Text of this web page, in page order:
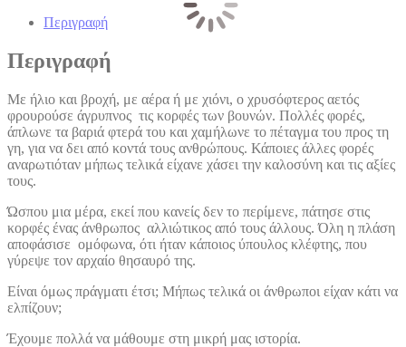
Περιγραφή
Περιγραφή
Με ήλιο και βροχή, με αέρα ή με χιόνι, ο χρυσόφτερος αετός
φρουρούσε άγρυπνος τις κορφές των βουνών. Πολλές φορές,
άπλωνε τα βαριά φτερά του και χαμήλωνε το πέταγμα του προς τη
γη, για να δει από κοντά τους ανθρώπους. Κάποιες άλλες φορές
αναρωτιόταν μήπως τελικά είχανε χάσει την καλοσύνη και τις αξίες
τους.
Ώσπου μια μέρα, εκεί που κανείς δεν το περίμενε, πάτησε στις
κορφές ένας άνθρωπος αλλιώτικος από τους άλλους. Όλη η πλάση
αποφάσισε ομόφωνα, ότι ήταν κάποιος ύπουλος κλέφτης, που
γύρεψε τον αρχαίο θησαυρό της.
Είναι όμως πράγματι έτσι; Μήπως τελικά οι άνθρωποι είχαν κάτι να
ελπίζουν;
Έχουμε πολλά να μάθουμε στη μικρή μας ιστορία.